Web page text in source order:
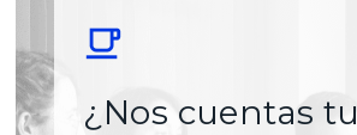
¿Nos cuentas tu